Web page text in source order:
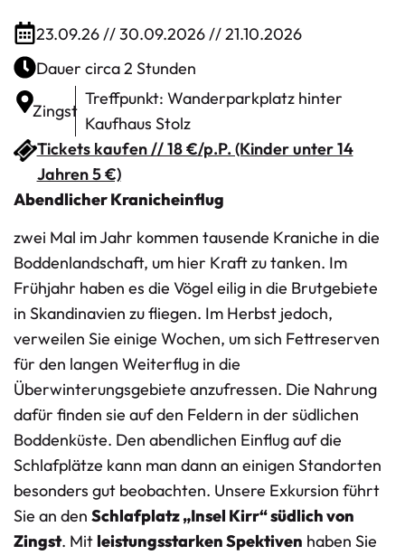
23.09.26 // 30.09.2026 // 21.10.2026
Dauer circa 2 Stunden
Zingst
Treffpunkt: Wanderparkplatz hinter
Kaufhaus Stolz
Tickets kaufen // 18 €/p.P. (Kinder unter 14
Jahren 5 €)
Abendlicher Kranicheinflug
zwei Mal im Jahr kommen tausende Kraniche in die
Boddenlandschaft, um hier Kraft zu tanken. Im
Frühjahr haben es die Vögel eilig in die Brutgebiete
in Skandinavien zu fliegen. Im Herbst jedoch,
verweilen Sie einige Wochen, um sich Fettreserven
für den langen Weiterflug in die
Überwinterungsgebiete anzufressen. Die Nahrung
dafür finden sie auf den Feldern in der südlichen
Boddenküste. Den abendlichen Einflug auf die
Schlafplätze kann man dann an einigen Standorten
besonders gut beobachten. Unsere Exkursion führt
Sie an den Schlafplatz „Insel Kirr“ südlich von
Zingst. Mit leistungsstarken Spektiven haben Sie